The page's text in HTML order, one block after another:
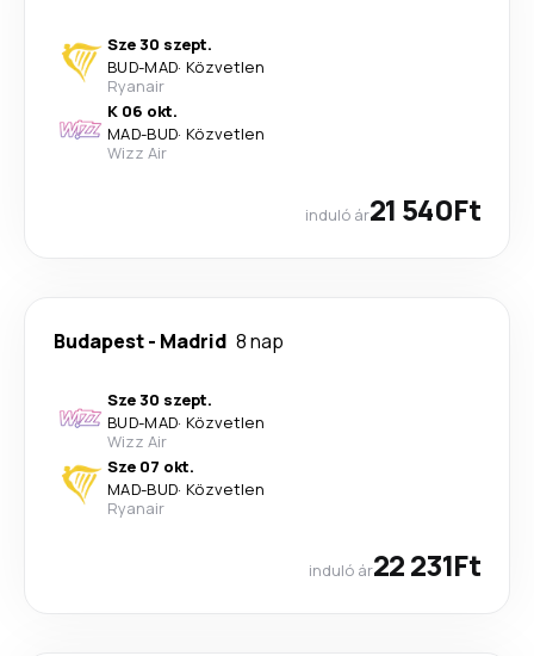
Sze 30 szept.
BUD-MAD· Közvetlen
Ryanair
K 06 okt.
MAD-BUD· Közvetlen
Wizz Air
induló ár21 540Ft
Budapest- Madrid 8 nap
Sze 30 szept.
BUD-MAD· Közvetlen
Wizz Air
Sze 07 okt.
MAD-BUD· Közvetlen
Ryanair
induló ár22 231Ft